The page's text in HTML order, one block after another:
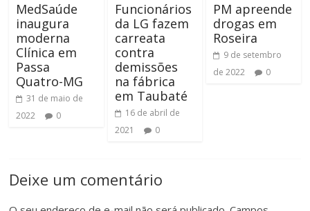
MedSaúde
inaugura
moderna
Clínica em
Passa
Quatro-MG
31 de maio de
2022
0
Funcionários
da LG fazem
carreata
contra
demissões
na fábrica
em Taubaté
16 de abril de
2021
0
PM apreende
drogas em
Roseira
9 de setembro
de 2022
0
Deixe um comentário